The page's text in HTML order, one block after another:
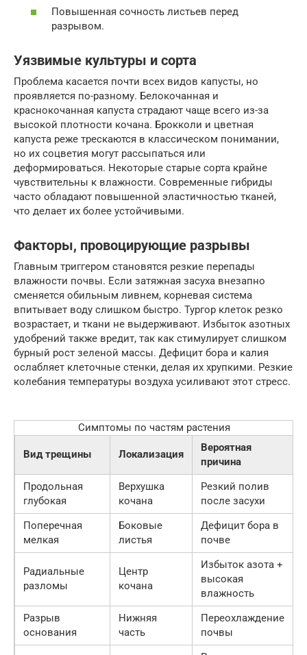
Повышенная сочность листьев перед
разрывом.
Уязвимые культуры и сорта
Проблема касается почти всех видов капусты, но
проявляется по-разному. Белокочанная и
краснокочанная капуста страдают чаще всего из-за
высокой плотности кочана. Брокколи и цветная
капуста реже трескаются в классическом понимании,
но их соцветия могут рассыпаться или
деформироваться. Некоторые старые сорта крайне
чувствительны к влажности. Современные гибриды
часто обладают повышенной эластичностью тканей,
что делает их более устойчивыми.
Факторы, провоцирующие разрывы
Главным триггером становятся резкие перепады
влажности почвы. Если затяжная засуха внезапно
сменяется обильным ливнем, корневая система
впитывает воду слишком быстро. Тургор клеток резко
возрастает, и ткани не выдерживают. Избыток азотных
удобрений также вредит, так как стимулирует слишком
бурный рост зеленой массы. Дефицит бора и калия
ослабляет клеточные стенки, делая их хрупкими. Резкие
колебания температуры воздуха усиливают этот стресс.
Симптомы по частям растения
Вид трещины Локализация
Вероятная
причина
Продольная
глубокая
Верхушка
кочана
Резкий полив
после засухи
Поперечная
мелкая
Боковые
листья
Дефицит бора в
почве
Радиальные
разломы
Центр
кочана
Избыток азота +
высокая
влажность
Разрыв
основания
Нижняя
часть
Переохлаждение
почвы